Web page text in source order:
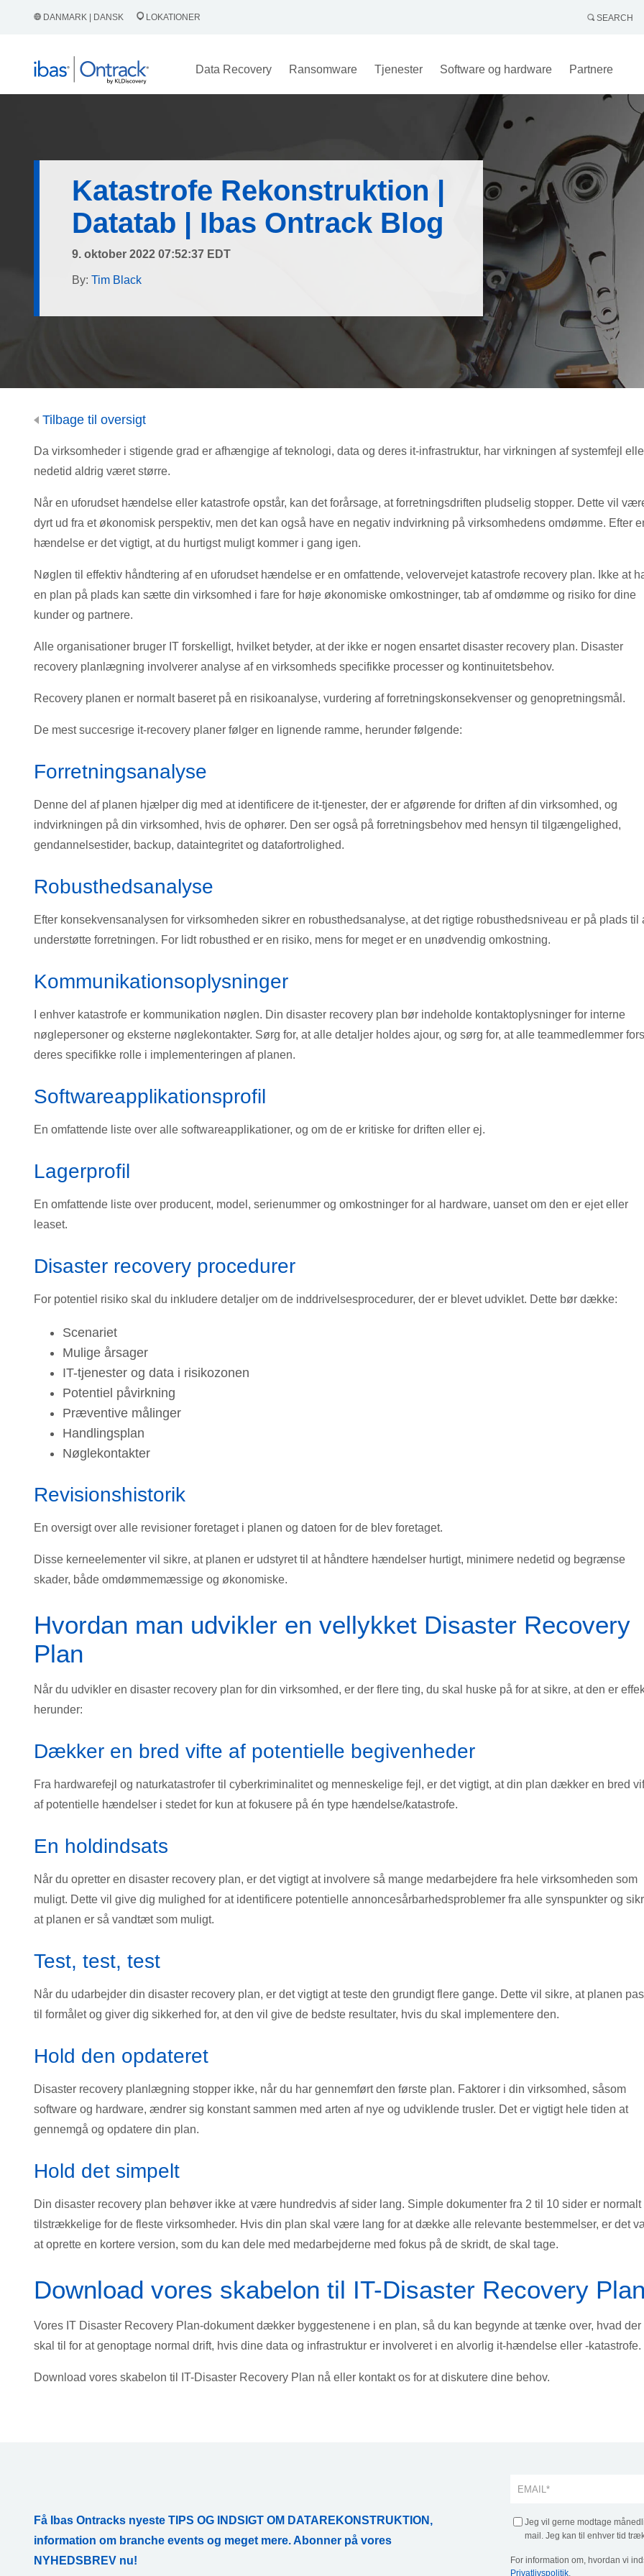
DANMARK | DANSK LOKATIONER SEARCH
Data Recovery Ransomware Tjenester Software og hardware Partnere
Katastrofe Rekonstruktion |
Datatab | Ibas Ontrack Blog
9. oktober 2022 07:52:37 EDT
By: Tim Black
Tilbage til oversigt
Da virksomheder i stigende grad er afhængige af teknologi, data og deres it-infrastruktur, har virkningen af ​​systemfejl
nedetid aldrig været større.
Når en uforudset hændelse eller katastrofe opstår, kan det forårsage, at forretningsdriften pludselig stopper. Dette vil
dyrt ud fra et økonomisk perspektiv, men det kan også have en negativ indvirkning på virksomhedens omdømme. Efter
hændelse er det vigtigt, at du hurtigst muligt kommer i gang igen.
Nøglen til effektiv håndtering af en uforudset hændelse er en omfattende, velovervejet katastrofe recovery plan. Ikke at
en plan på plads kan sætte din virksomhed i fare for høje økonomiske omkostninger, tab af omdømme og risiko for dine
kunder og partnere.
Alle organisationer bruger IT forskelligt, hvilket betyder, at der ikke er nogen ensartet disaster recovery plan. Disaster
recovery planlægning involverer analyse af en virksomheds specifikke processer og kontinuitetsbehov.
Recovery planen er normalt baseret på en risikoanalyse, vurdering af forretningskonsekvenser og genopretningsmål.
De mest succesrige it-recovery planer følger en lignende ramme, herunder følgende:
Forretningsanalyse
Denne del af planen hjælper dig med at identificere de it-tjenester, der er afgørende for driften af ​​din virksomhed, og
indvirkningen på din virksomhed, hvis de ophører. Den ser også på forretningsbehov med hensyn til tilgængelighed,
gendannelsestider, backup, dataintegritet og datafortrolighed.
Robusthedsanalyse
Efter konsekvensanalysen for virksomheden sikrer en robusthedsanalyse, at det rigtige robusthedsniveau er på plads til
understøtte forretningen. For lidt robusthed er en risiko, mens for meget er en unødvendig omkostning.
Kommunikationsoplysninger
I enhver katastrofe er kommunikation nøglen. Din disaster recovery plan bør indeholde kontaktoplysninger for interne
nøglepersoner og eksterne nøglekontakter. Sørg for, at alle detaljer holdes ajour, og sørg for, at alle teammedlemmer
deres specifikke rolle i implementeringen af ​​planen.
Softwareapplikationsprofil
En omfattende liste over alle softwareapplikationer, og om de er kritiske for driften eller ej.
Lagerprofil
En omfattende liste over producent, model, serienummer og omkostninger for al hardware, uanset om den er ejet eller
leaset.
Disaster recovery procedurer
For potentiel risiko skal du inkludere detaljer om de inddrivelsesprocedurer, der er blevet udviklet. Dette bør dække:
Scenariet
Mulige årsager
IT-tjenester og data i risikozonen
Potentiel påvirkning
Præventive målinger
Handlingsplan
Nøglekontakter
Revisionshistorik
En oversigt over alle revisioner foretaget i planen og datoen for de blev foretaget.
Disse kerneelementer vil sikre, at planen er udstyret til at håndtere hændelser hurtigt, minimere nedetid og begrænse
skader, både omdømmemæssige og økonomiske.
Hvordan man udvikler en vellykket Disaster Recovery
Plan
Når du udvikler en disaster recovery plan for din virksomhed, er der flere ting, du skal huske på for at sikre, at den er
herunder:
Dækker en bred vifte af potentielle begivenheder
Fra hardwarefejl og naturkatastrofer til cyberkriminalitet og menneskelige fejl, er det vigtigt, at din plan dækker en bred
af potentielle hændelser i stedet for kun at fokusere på én type hændelse/katastrofe.
En holdindsats
Når du opretter en disaster recovery plan, er det vigtigt at involvere så mange medarbejdere fra hele virksomheden som
muligt. Dette vil give dig mulighed for at identificere potentielle annoncesårbarhedsproblemer fra alle synspunkter og
at planen er så vandtæt som muligt.
Test, test, test
Når du udarbejder din disaster recovery plan, er det vigtigt at teste den grundigt flere gange. Dette vil sikre, at planen
til formålet og giver dig sikkerhed for, at den vil give de bedste resultater, hvis du skal implementere den.
Hold den opdateret
Disaster recovery planlægning stopper ikke, når du har gennemført den første plan. Faktorer i din virksomhed, såsom
software og hardware, ændrer sig konstant sammen med arten af ​​nye og udviklende trusler. Det er vigtigt hele tiden at
gennemgå og opdatere din plan.
Hold det simpelt
Din disaster recovery plan behøver ikke at være hundredvis af sider lang. Simple dokumenter fra 2 til 10 sider er normalt
tilstrækkelige for de fleste virksomheder. Hvis din plan skal være lang for at dække alle relevante bestemmelser, er det
at oprette en kortere version, som du kan dele med medarbejderne med fokus på de skridt, de skal tage.
Download vores skabelon til IT-Disaster Recovery
Vores IT Disaster Recovery Plan-dokument dækker byggestenene i en plan, så du kan begynde at tænke over, hvad der
skal til for at genoptage normal drift, hvis dine data og infrastruktur er involveret i en alvorlig it-hændelse eller -katastrofe.
Download vores skabelon til IT-Disaster Recovery Plan nå eller kontakt os for at diskutere dine behov.
Få Ibas Ontracks nyeste TIPS OG INDSIGT OM DATAREKONSTRUKTION,
information om branche events og meget mere. Abonner på vores
NYHEDSBREV nu!
Jeg vil gerne modtage
mail. Jeg kan til enhver tid
For information om, hvordan vi
Privatlivspolitik.